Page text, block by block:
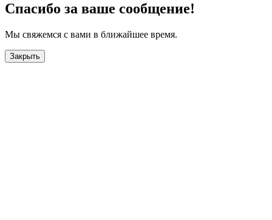
Спасибо за ваше сообщение!
Мы свяжемся с вами в ближайшее время.
Закрыть